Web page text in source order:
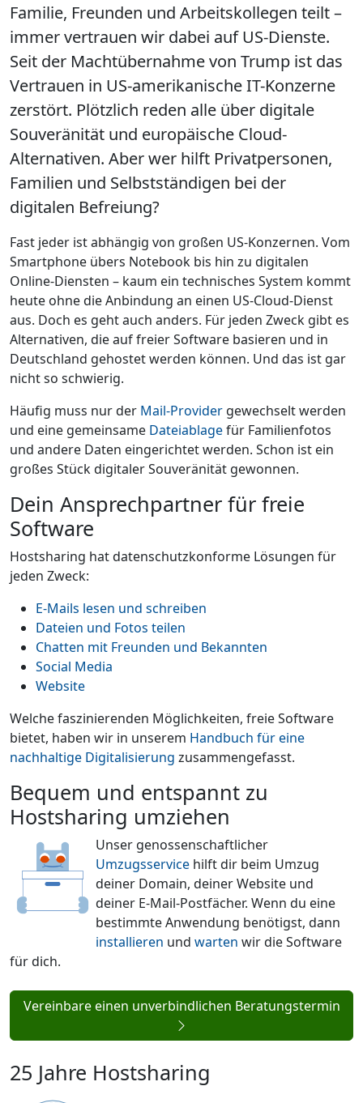
Familie, Freunden und Arbeitskollegen teilt –
immer vertrauen wir dabei auf US-Dienste.
Seit der Machtübernahme von Trump ist das
Vertrauen in US-amerikanische IT-Konzerne
zerstört. Plötzlich reden alle über digitale
Souveränität und europäische Cloud-
Alternativen. Aber wer hilft Privatpersonen,
Familien und Selbstständigen bei der
digitalen Befreiung?
Fast jeder ist abhängig von großen US-Konzernen. Vom
Smartphone übers Notebook bis hin zu digitalen
Online-Diensten – kaum ein technisches System kommt
heute ohne die Anbindung an einen US-Cloud-Dienst
aus. Doch es geht auch anders. Für jeden Zweck gibt es
Alternativen, die auf freier Software basieren und in
Deutschland gehostet werden können. Und das ist gar
nicht so schwierig.
Häufig muss nur der Mail-Provider gewechselt werden
und eine gemeinsame Dateiablagefür Familienfotos
und andere Daten eingerichtet werden. Schon ist ein
großes Stück digitaler Souveränität gewonnen.
Dein Ansprechpartner für freie
Software
Hostsharing hat datenschutzkonforme Lösungen für
jeden Zweck:
E-Mails lesen und schreiben
Dateien und Fotos teilen
Chatten mit Freunden und Bekannten
Social Media
Website
Welche faszinierenden Möglichkeiten, freie Software
bietet, haben wir in unserem Handbuch für eine
nachhaltige Digitalisierung zusammengefasst.
Bequem und entspannt zu
Hostsharing umziehen
Unser genossenschaftlicher
Umzugsservice hilft dir beim Umzug
deiner Domain, deiner Website und
deiner E-Mail-Postfächer. Wenn du eine
bestimmte Anwendung benötigst, dann
installieren und warten wir die Software
für dich.
Vereinbare einen unverbindlichen Beratungstermin
25 Jahre Hostsharing